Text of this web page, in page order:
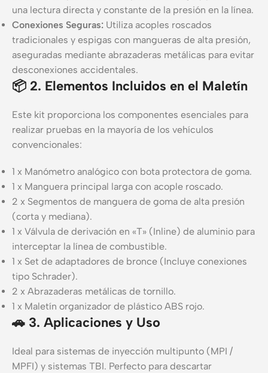
una lectura directa y constante de la presión en la línea.
Conexiones Seguras: Utiliza acoples roscados
tradicionales y espigas con mangueras de alta presión,
aseguradas mediante abrazaderas metálicas para evitar
desconexiones accidentales.
📦 2. Elementos Incluidos en el Maletín
Este kit proporciona los componentes esenciales para
realizar pruebas en la mayoría de los vehículos
convencionales:
1 x Manómetro analógico con bota protectora de goma.
1 x Manguera principal larga con acople roscado.
2 x Segmentos de manguera de goma de alta presión
(corta y mediana).
1 x Válvula de derivación en «T» (Inline) de aluminio para
interceptar la línea de combustible.
1 x Set de adaptadores de bronce (Incluye conexiones
tipo Schrader).
2 x Abrazaderas metálicas de tornillo.
1 x Maletín organizador de plástico ABS rojo.
🚗 3. Aplicaciones y Uso
Ideal para sistemas de inyección multipunto (MPI /
MPFI) y sistemas TBI. Perfecto para descartar